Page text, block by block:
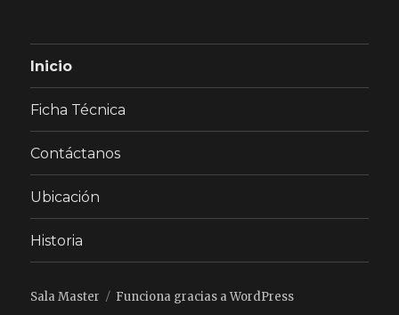
Inicio
Ficha Técnica
Contáctanos
Ubicación
Historia
Sala Master Funciona gracias a WordPress